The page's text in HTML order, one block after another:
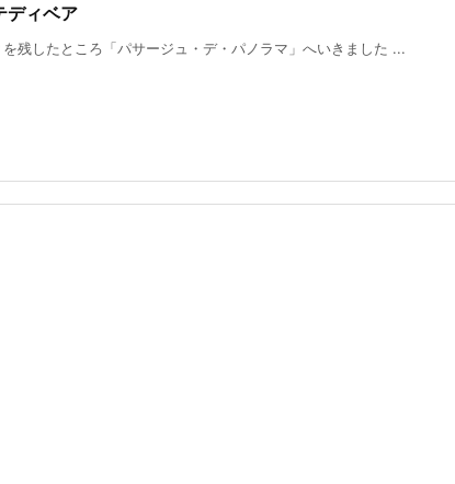
ディベア
残したところ「パサージュ・デ・パノラマ」へいきました ...